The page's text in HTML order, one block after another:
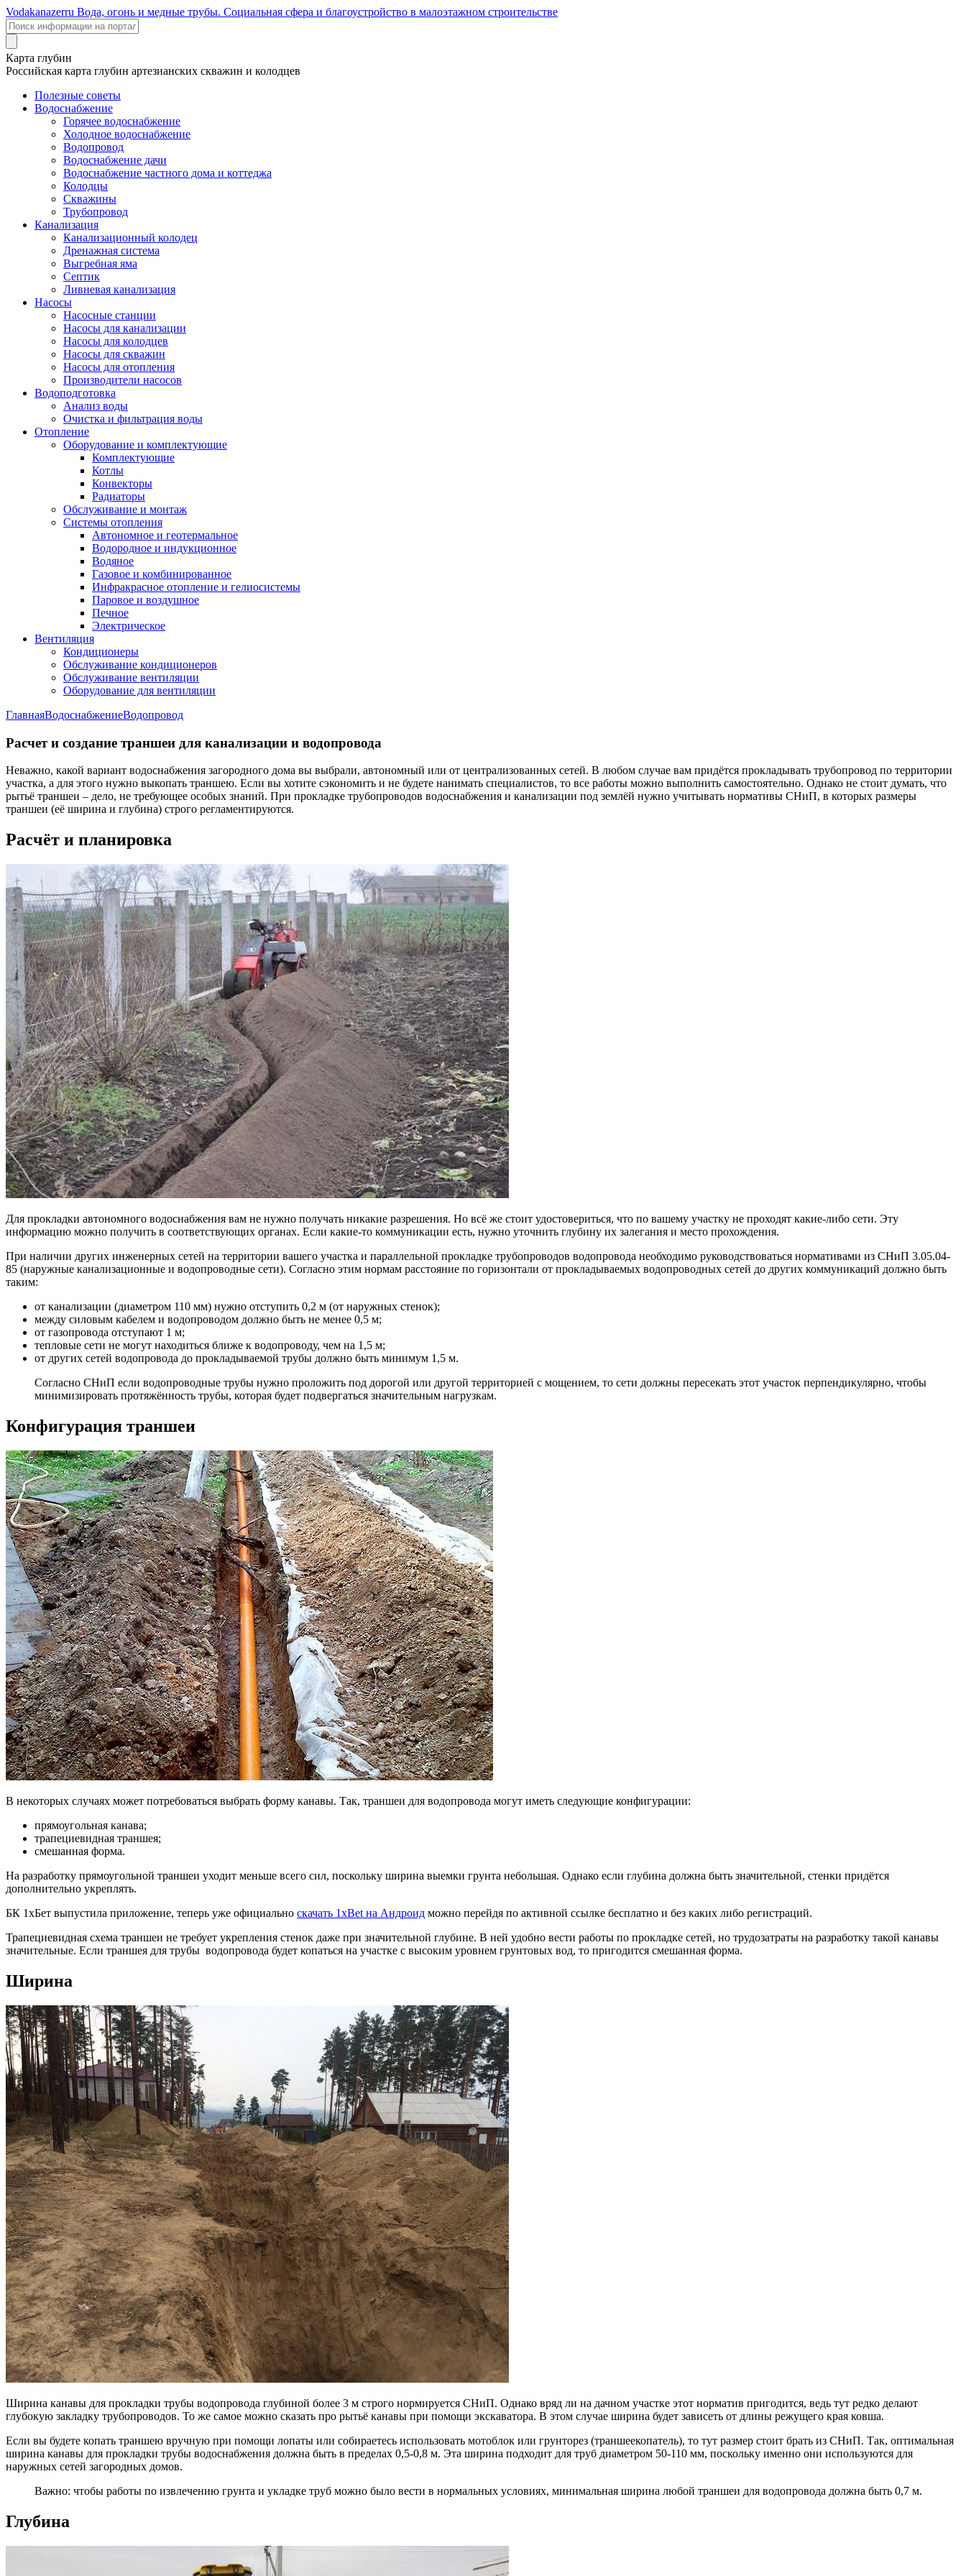
Vodakanazerru Вода, огонь и медные трубы. Социальная сфера и благоустройство в малоэтажном строительстве
Карта глубин
Российская карта глубин артезианских скважин и колодцев
Полезные советы
Водоснабжение
Горячее водоснабжение
Холодное водоснабжение
Водопровод
Водоснабжение дачи
Водоснабжение частного дома и коттеджа
Колодцы
Скважины
Трубопровод
Канализация
Канализационный колодец
Дренажная система
Выгребная яма
Септик
Ливневая канализация
Насосы
Насосные станции
Насосы для канализации
Насосы для колодцев
Насосы для скважин
Насосы для отопления
Производители насосов
Водоподготовка
Анализ воды
Очистка и фильтрация воды
Отопление
Оборудование и комплектующие
Комплектующие
Котлы
Конвекторы
Радиаторы
Обслуживание и монтаж
Системы отопления
Автономное и геотермальное
Водородное и индукционное
Водяное
Газовое и комбинированное
Инфракрасное отопление и гелиосистемы
Паровое и воздушное
Печное
Электрическое
Вентиляция
Кондиционеры
Обслуживание кондиционеров
Обслуживание вентиляции
Оборудование для вентиляции
ГлавнаяВодоснабжениеВодопровод
Расчет и создание траншеи для канализации и водопровода
Неважно, какой вариант водоснабжения загородного дома вы выбрали, автономный или от централизованных сетей. В любом случае вам придётся прокладывать трубопровод по территории
участка, а для этого нужно выкопать траншею. Если вы хотите сэкономить и не будете нанимать специалистов, то все работы можно выполнить самостоятельно. Однако не стоит думать, что
рытьё траншеи – дело, не требующее особых знаний. При прокладке трубопроводов водоснабжения и канализации под землёй нужно учитывать нормативы СНиП, в которых размеры
траншеи (её ширина и глубина) строго регламентируются.
Расчёт и планировка
Для прокладки автономного водоснабжения вам не нужно получать никакие разрешения. Но всё же стоит удостовериться, что по вашему участку не проходят какие-либо сети. Эту
информацию можно получить в соответствующих органах. Если какие-то коммуникации есть, нужно уточнить глубину их залегания и место прохождения.
При наличии других инженерных сетей на территории вашего участка и параллельной прокладке трубопроводов водопровода необходимо руководствоваться нормативами из СНиП 3.05.04-
85 (наружные канализационные и водопроводные сети). Согласно этим нормам расстояние по горизонтали от прокладываемых водопроводных сетей до других коммуникаций должно быть
таким:
от канализации (диаметром 110 мм) нужно отступить 0,2 м (от наружных стенок);
между силовым кабелем и водопроводом должно быть не менее 0,5 м;
от газопровода отступают 1 м;
тепловые сети не могут находиться ближе к водопроводу, чем на 1,5 м;
от других сетей водопровода до прокладываемой трубы должно быть минимум 1,5 м.
Согласно СНиП если водопроводные трубы нужно проложить под дорогой или другой территорией с мощением, то сети должны пересекать этот участок перпендикулярно, чтобы
минимизировать протяжённость трубы, которая будет подвергаться значительным нагрузкам.
Конфигурация траншеи
В некоторых случаях может потребоваться выбрать форму канавы. Так, траншеи для водопровода могут иметь следующие конфигурации:
прямоугольная канава;
трапециевидная траншея;
смешанная форма.
На разработку прямоугольной траншеи уходит меньше всего сил, поскольку ширина выемки грунта небольшая. Однако если глубина должна быть значительной, стенки придётся
дополнительно укреплять.
БК 1хБет выпустила приложение, теперь уже официально скачать 1xBet на Андроид можно перейдя по активной ссылке бесплатно и без каких либо регистраций.
Трапециевидная схема траншеи не требует укрепления стенок даже при значительной глубине. В ней удобно вести работы по прокладке сетей, но трудозатраты на разработку такой канавы
значительные. Если траншея для трубы водопровода будет копаться на участке с высоким уровнем грунтовых вод, то пригодится смешанная форма.
Ширина
Ширина канавы для прокладки трубы водопровода глубиной более 3 м строго нормируется СНиП. Однако вряд ли на дачном участке этот норматив пригодится, ведь тут редко делают
глубокую закладку трубопроводов. То же самое можно сказать про рытьё канавы при помощи экскаватора. В этом случае ширина будет зависеть от длины режущего края ковша.
Если вы будете копать траншею вручную при помощи лопаты или собираетесь использовать мотоблок или грунторез (траншеекопатель), то тут размер стоит брать из СНиП. Так, оптимальная
ширина канавы для прокладки трубы водоснабжения должна быть в пределах 0,5-0,8 м. Эта ширина подходит для труб диаметром 50-110 мм, поскольку именно они используются для
наружных сетей загородных домов.
Важно: чтобы работы по извлечению грунта и укладке труб можно было вести в нормальных условиях, минимальная ширина любой траншеи для водопровода должна быть 0,7 м.
Глубина